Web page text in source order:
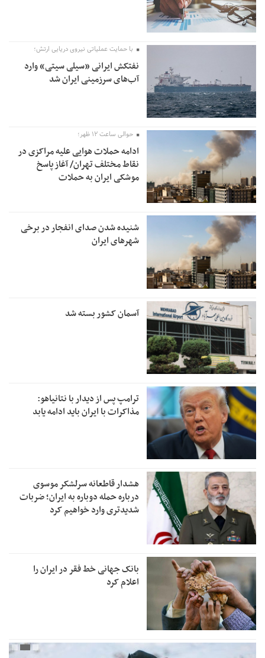
با حمایت عملیاتی نیروی دریایی ارتش؛
نفتکش ایرانی «سیلی سیتی» وارد
آب‌های سرزمینی ایران شد
حوالی ساعت ۱۲ ظهر؛
ادامه حملات هوایی علیه مراکزی در
نقاط مختلف تهران/ آغاز پاسخ
موشکی ایران به حملات
شنیده شدن صدای انفجار در برخی
شهرهای ایران
آسمان کشور بسته شد
ترامپ پس از دیدار با نتانیاهو:
مذاکرات با ایران باید ادامه یابد
هشدار قاطعانه سرلشکر موسوی
درباره حمله دوباره به ایران؛ ضربات
شدیدتری وارد خواهیم کرد
بانک جهانی خط فقر در ایران را
اعلام کرد